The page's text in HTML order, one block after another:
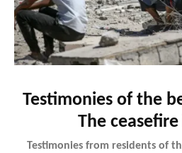
Testimonies of the
The
Testimonies from residents of